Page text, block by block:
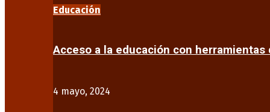
Educación
Acceso a la educación con
4 mayo, 2024